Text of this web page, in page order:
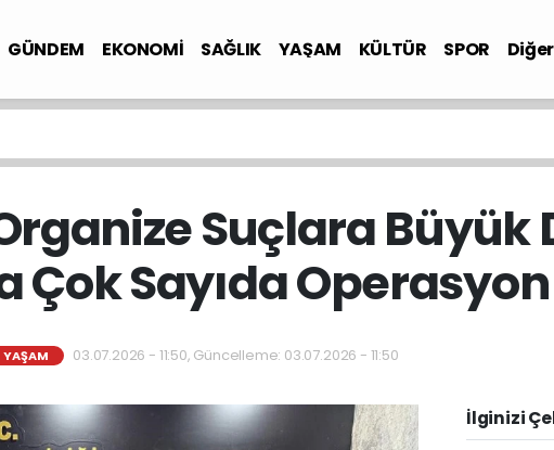
GÜNDEM EKONOMİ SAĞLIK YAŞAM KÜLTÜR SPOR Diğer
Suçlara Büyük
Çok Sayıda Operasyon
YAŞAM 03.07.2026 - 11:50, Güncelleme: 03.07.2026 - 11:50
İlginizi